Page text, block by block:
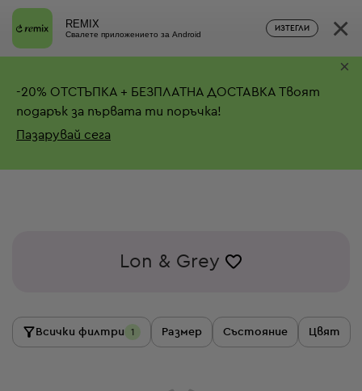
REMIX
Свалете приложението за Android
ИЗТЕГЛИ ×
-20% ОТСТЪПКА + БЕЗПЛАТНА ДОСТАВКА Твоят
подарък за първата ти поръчка!
Пазарувай сега
×
Lon & Grey
Всички филтри 1 Размер Състояние Цвят